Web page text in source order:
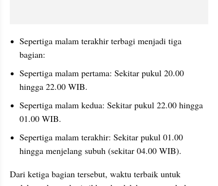
Sepertiga malam terakhir terbagi menjadi tiga
bagian:
Sepertiga malam pertama: Sekitar pukul 20.00
hingga 22.00 WIB.
Sepertiga malam kedua: Sekitar pukul 22.00 hingga
01.00 WIB.
Sepertiga malam terakhir: Sekitar pukul 01.00
hingga menjelang subuh (sekitar 04.00 WIB).
Dari ketiga bagian tersebut, waktu terbaik untuk